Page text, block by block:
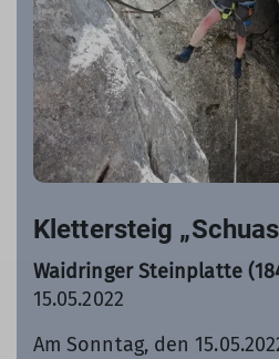
Klettersteig
Waidringer Steinplatte
15.05.2022
Am Sonntag, den